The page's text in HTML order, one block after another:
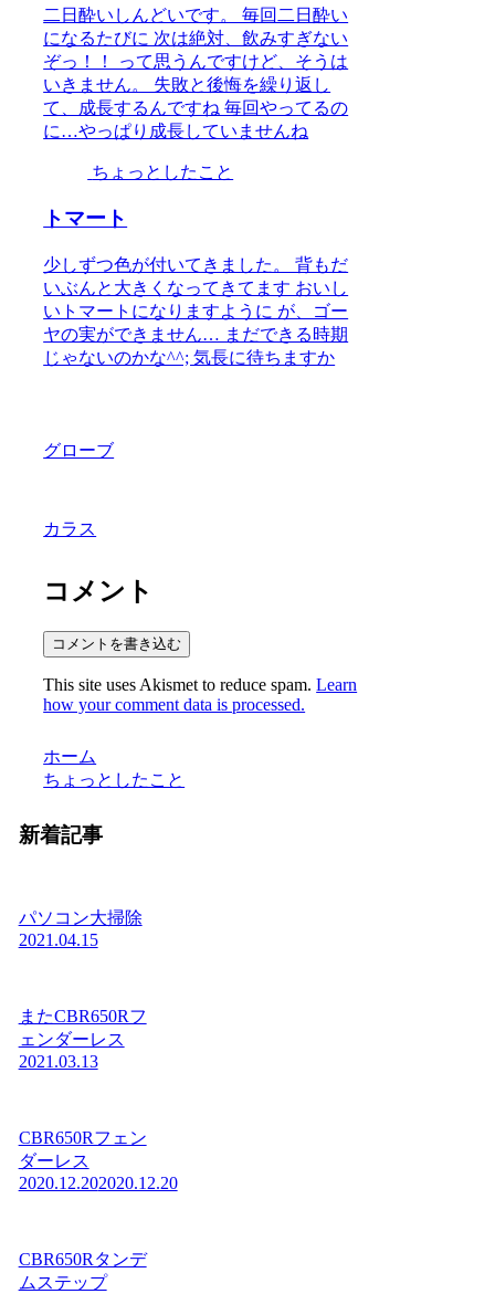
二日酔いしんどいです。 毎回二日酔い
になるたびに 次は絶対、飲みすぎない
ぞっ！！ って思うんですけど、そうは
いきません。 失敗と後悔を繰り返し
て、成長するんですね 毎回やってるの
に…やっぱり成長していませんね
ちょっとしたこと
トマート
少しずつ色が付いてきました。 背もだ
いぶんと大きくなってきてます おいし
いトマートになりますように が、ゴー
ヤの実ができません… まだできる時期
じゃないのかな^^; 気長に待ちますか
グローブ
カラス
コメント
コメントを書き込む
This site uses Akismet to reduce spam.Learn
how your comment data is processed.
ホーム
ちょっとしたこと
新着記事
パソコン大掃除
2021.04.15
またCBR650Rフ
ェンダーレス
2021.03.13
CBR650Rフェン
ダーレス
2020.12.202020.12.20
CBR650Rタンデ
ムステップ